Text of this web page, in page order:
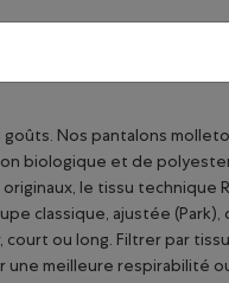
Nos pantalons
biologique et de
le tissu technique
classique, ajustée
ou long. Filtrer par
une meilleure respirabilité